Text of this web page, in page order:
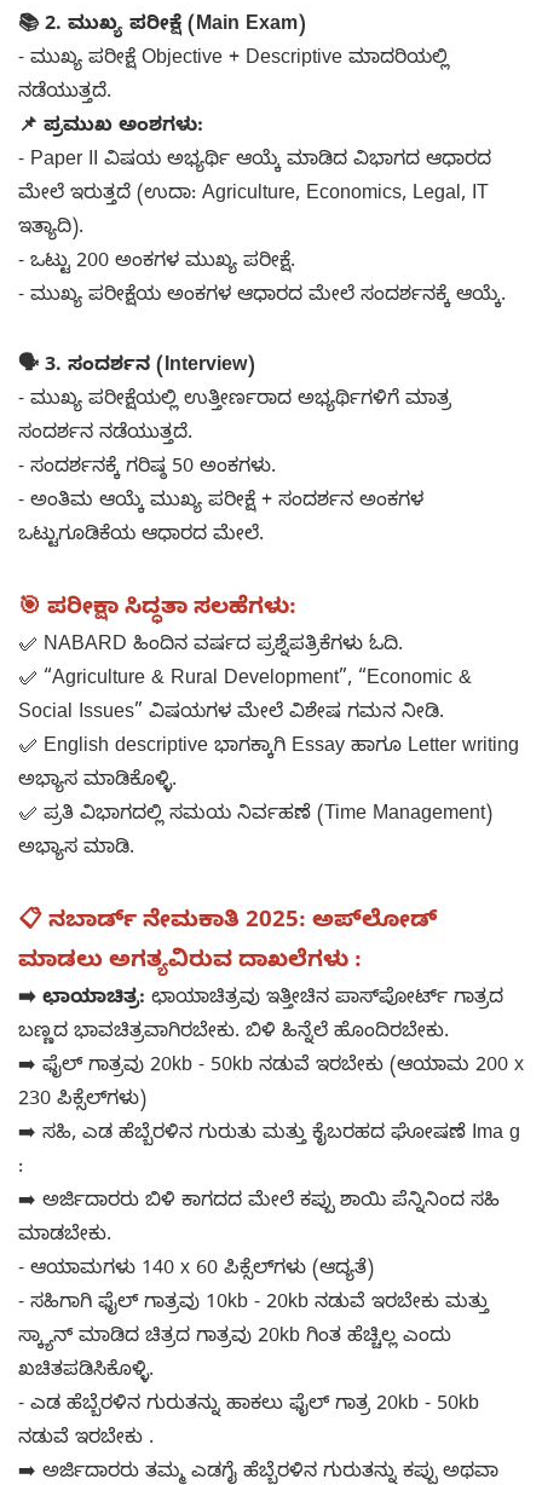
📚 2. ಮುಖ್ಯ ಪರೀಕ್ಷೆ (Main Exam)
- ಮುಖ್ಯ ಪರೀಕ್ಷೆ Objective + Descriptive ಮಾದರಿಯಲ್ಲಿ
ನಡೆಯುತ್ತದೆ.
📌 ಪ್ರಮುಖ ಅಂಶಗಳು:
- Paper II ವಿಷಯ ಅಭ್ಯರ್ಥಿ ಆಯ್ಕೆ ಮಾಡಿದ ವಿಭಾಗದ ಆಧಾರದ
ಮೇಲೆ ಇರುತ್ತದೆ (ಉದಾ: Agriculture, Economics, Legal, IT
ಇತ್ಯಾದಿ).
- ಒಟ್ಟು 200 ಅಂಕಗಳ ಮುಖ್ಯ ಪರೀಕ್ಷೆ.
- ಮುಖ್ಯ ಪರೀಕ್ಷೆಯ ಅಂಕಗಳ ಆಧಾರದ ಮೇಲೆ ಸಂದರ್ಶನಕ್ಕೆ ಆಯ್ಕೆ.
🗣️ 3. ಸಂದರ್ಶನ (Interview)
- ಮುಖ್ಯ ಪರೀಕ್ಷೆಯಲ್ಲಿ ಉತ್ತೀರ್ಣರಾದ ಅಭ್ಯರ್ಥಿಗಳಿಗೆ ಮಾತ್ರ
ಸಂದರ್ಶನ ನಡೆಯುತ್ತದೆ.
- ಸಂದರ್ಶನಕ್ಕೆ ಗರಿಷ್ಠ 50 ಅಂಕಗಳು.
- ಅಂತಿಮ ಆಯ್ಕೆ ಮುಖ್ಯ ಪರೀಕ್ಷೆ + ಸಂದರ್ಶನ ಅಂಕಗಳ
ಒಟ್ಟುಗೂಡಿಕೆಯ ಆಧಾರದ ಮೇಲೆ.
🎯 ಪರೀಕ್ಷಾ ಸಿದ್ಧತಾ ಸಲಹೆಗಳು:
✅ NABARD ಹಿಂದಿನ ವರ್ಷದ ಪ್ರಶ್ನೆಪತ್ರಿಕೆಗಳು ಓದಿ.
✅ “Agriculture & Rural Development”, “Economic &
Social Issues” ವಿಷಯಗಳ ಮೇಲೆ ವಿಶೇಷ ಗಮನ ನೀಡಿ.
✅ English descriptive ಭಾಗಕ್ಕಾಗಿ Essay ಹಾಗೂ Letter writing
ಅಭ್ಯಾಸ ಮಾಡಿಕೊಳ್ಳಿ.
✅ ಪ್ರತಿ ವಿಭಾಗದಲ್ಲಿ ಸಮಯ ನಿರ್ವಹಣೆ (Time Management)
ಅಭ್ಯಾಸ ಮಾಡಿ.
📋 ನಬಾರ್ಡ್ ನೇಮಕಾತಿ 2025: ಅಪ್‌ಲೋಡ್
ಮಾಡಲು ಅಗತ್ಯವಿರುವ ದಾಖಲೆಗಳು :
➡️ ಛಾಯಾಚಿತ್ರ: ಛಾಯಾಚಿತ್ರವು ಇತ್ತೀಚಿನ ಪಾಸ್‌ಪೋರ್ಟ್ ಗಾತ್ರದ
ಬಣ್ಣದ ಭಾವಚಿತ್ರವಾಗಿರಬೇಕು. ಬಿಳಿ ಹಿನ್ನೆಲೆ ಹೊಂದಿರಬೇಕು.
➡️ ಫೈಲ್ ಗಾತ್ರವು 20kb - 50kb ನಡುವೆ ಇರಬೇಕು (ಆಯಾಮ 200 x
230 ಪಿಕ್ಸೆಲ್‌ಗಳು)
➡️ ಸಹಿ, ಎಡ ಹೆಬ್ಬೆರಳಿನ ಗುರುತು ಮತ್ತು ಕೈಬರಹದ ಘೋಷಣೆ Ima g
:
➡️ ಅರ್ಜಿದಾರರು ಬಿಳಿ ಕಾಗದದ ಮೇಲೆ ಕಪ್ಪು ಶಾಯಿ ಪೆನ್ನಿನಿಂದ ಸಹಿ
ಮಾಡಬೇಕು.
- ಆಯಾಮಗಳು 140 x 60 ಪಿಕ್ಸೆಲ್‌ಗಳು (ಆದ್ಯತೆ)
- ಸಹಿಗಾಗಿ ಫೈಲ್ ಗಾತ್ರವು 10kb - 20kb ನಡುವೆ ಇರಬೇಕು ಮತ್ತು
ಸ್ಕ್ಯಾನ್ ಮಾಡಿದ ಚಿತ್ರದ ಗಾತ್ರವು 20kb ಗಿಂತ ಹೆಚ್ಚಿಲ್ಲ ಎಂದು
ಖಚಿತಪಡಿಸಿಕೊಳ್ಳಿ.
- ಎಡ ಹೆಬ್ಬೆರಳಿನ ಗುರುತನ್ನು ಹಾಕಲು ಫೈಲ್ ಗಾತ್ರ 20kb - 50kb
ನಡುವೆ ಇರಬೇಕು .
➡️ ಅರ್ಜಿದಾರರು ತಮ್ಮ ಎಡಗೈ ಹೆಬ್ಬೆರಳಿನ ಗುರುತನ್ನು ಕಪ್ಪು ಅಥವಾ